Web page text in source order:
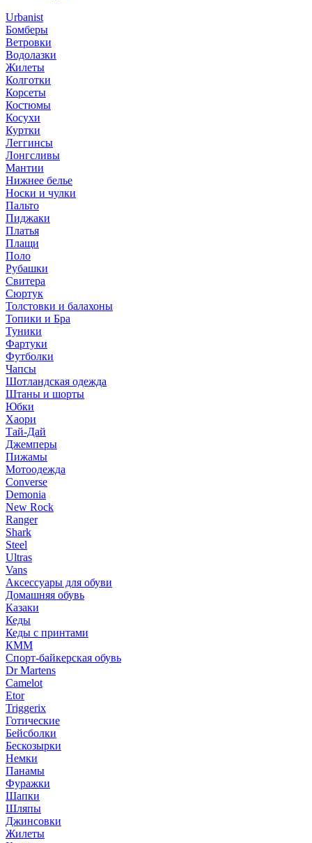
Urbanist
Бомберы
Ветровки
Водолазки
Жилеты
Колготки
Корсеты
Костюмы
Косухи
Куртки
Леггинсы
Лонгсливы
Мантии
Нижнее белье
Носки и чулки
Пальто
Пиджаки
Платья
Плащи
Поло
Рубашки
Свитера
Сюртук
Толстовки и балахоны
Топики и Бра
Туники
Фартуки
Футболки
Чапсы
Шотландская одежда
Штаны и шорты
Юбки
Хаори
Тай-Дай
Джемперы
Пижамы
Мотоодежда
Converse
Demonia
New Rock
Ranger
Shark
Steel
Ultras
Vans
Аксессуары для обуви
Домашняя обувь
Казаки
Кеды
Кеды с принтами
КММ
Спорт-байкерская обувь
Dr Martens
Camelot
Etor
Triggerix
Готические
Бейсболки
Бескозырки
Немки
Панамы
Фуражки
Шапки
Шляпы
Джинсовки
Жилеты